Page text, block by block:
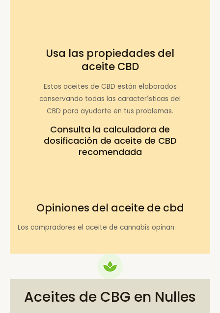
Usa las propiedades del
aceite CBD
Estos aceites de CBD están elaborados
conservando todas las características del
CBD para ayudarte en tus problemas.
Consulta la calculadora de
dosificación de aceite de CBD
recomendada
Opiniones del aceite de cbd
Los compradores el aceite de cannabis opinan:
Aceites de CBG en Nulles